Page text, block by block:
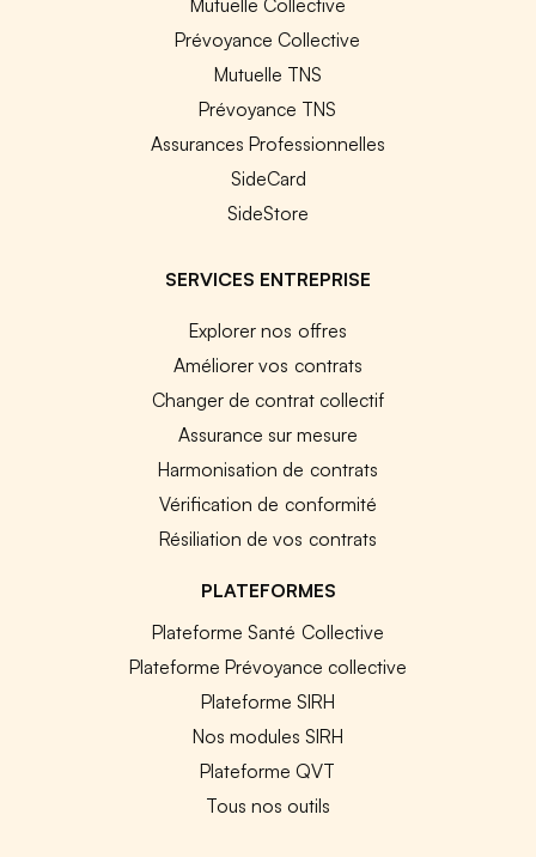
Prévoyance Collective
Mutuelle TNS
Prévoyance TNS
Assurances Professionnelles
SideCard
SideStore
SERVICES ENTREPRISE
Explorer nos offres
Améliorer vos contrats
Changer de contrat collectif
Assurance sur mesure
Harmonisation de contrats
Vérification de conformité
Résiliation de vos contrats
PLATEFORMES
Plateforme Santé Collective
Plateforme Prévoyance collective
Plateforme SIRH
Nos modules SIRH
Plateforme QVT
Tous nos outils